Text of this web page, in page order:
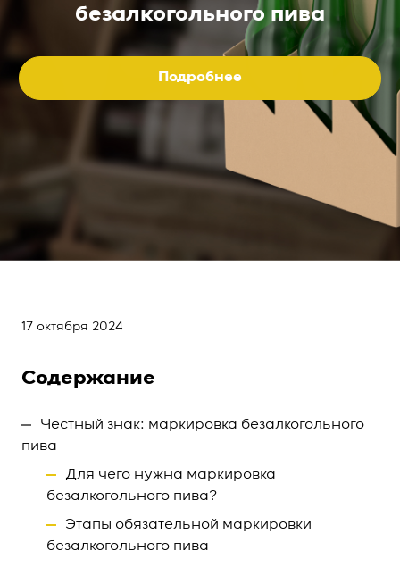
безалкогольного пива
Подробнее
17 октября 2024
Содержание
Честный знак: маркировка безалкогольного
пива
Для чего нужна маркировка
безалкогольного пива?
Этапы обязательной маркировки
безалкогольного пива